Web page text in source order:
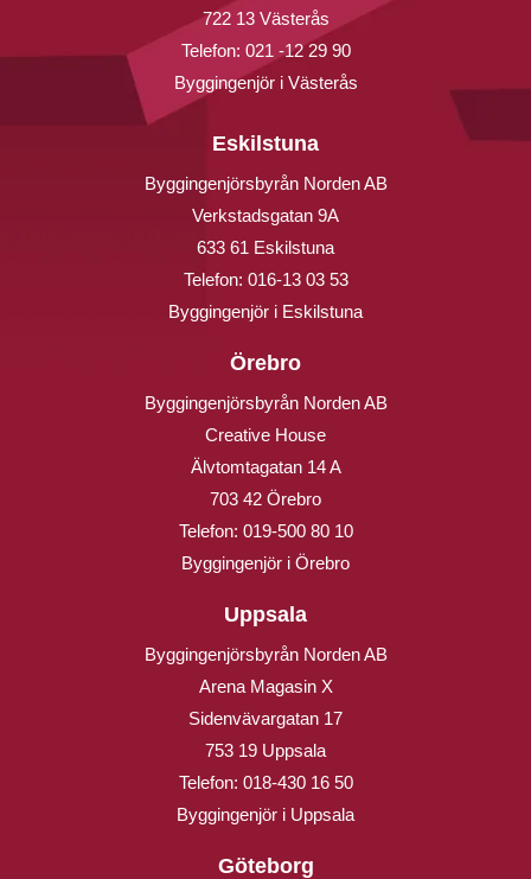
722 13 Västerås
Telefon: 021 -12 29 90
Byggingenjör i Västerås
Eskilstuna
Byggingenjörsbyrån Norden AB
Verkstadsgatan 9A
633 61 Eskilstuna
Telefon: 016-13 03 53
Byggingenjör i Eskilstuna
Örebro
Byggingenjörsbyrån Norden AB
Creative House
Älvtomtagatan 14 A
703 42 Örebro
Telefon: 019-500 80 10
Byggingenjör i Örebro
Uppsala
Byggingenjörsbyrån Norden AB
Arena Magasin X
Sidenvävargatan 17
753 19 Uppsala
Telefon: 018-430 16 50
Byggingenjör i Uppsala
Göteborg